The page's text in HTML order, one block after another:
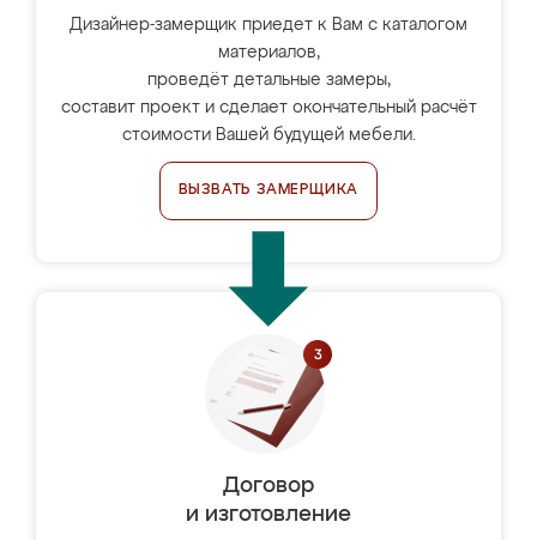
Дизайнер-замерщик приедет к Вам с каталогом
материалов,
проведёт детальные замеры,
составит проект и сделает окончательный расчёт
стоимости Вашей будущей мебели.
ВЫЗВАТЬ ЗАМЕРЩИКА
Договор
и изготовление